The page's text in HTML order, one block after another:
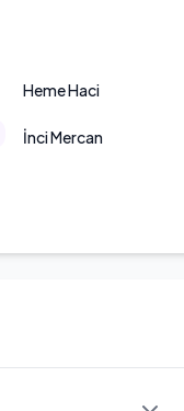
Heme Haci
İnci Mercan